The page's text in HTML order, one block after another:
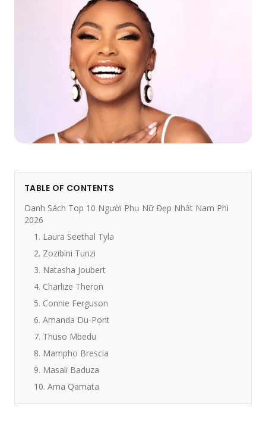
TABLE OF CONTENTS
Danh Sách Top 10 Người Phụ Nữ Đẹp Nhất Nam Phi
2026
1. Laura Seethal Tyla
2. Zozibini Tunzi
3. Natasha Joubert
4. Charlize Theron
5. Connie Ferguson
6. Amanda Du-Pont
7. Thuso Mbedu
8. Mampho Brescia
9. Masali Baduza
10. Ama Qamata